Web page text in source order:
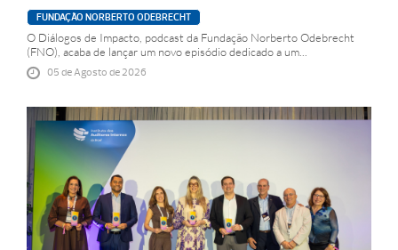
FUNDAÇÃO NORBERTO ODEBRECHT
O Diálogos de Impacto, podcast da Fundação Norberto Odebrecht
(FNO), acaba de lançar um novo episódio dedicado a um...
05 de Agosto de 2026